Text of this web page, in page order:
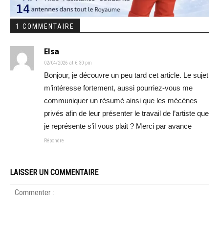
1 COMMENTAIRE
Elsa
02/04/2026 at 6:30 pm
Bonjour, je découvre un peu tard cet article. Le sujet
m’intéresse fortement, aussi pourriez-vous me
communiquer un résumé ainsi que les mécènes
privés afin de leur présenter le travail de l’artiste que
je représente s’il vous plait ? Merci par avance
Répondre
LAISSER UN COMMENTAIRE